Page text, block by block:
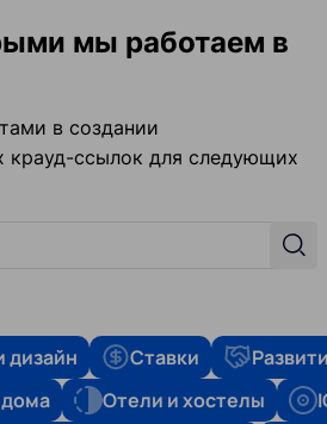
мы работаем в
в создании
крауд-ссылок для следующих
дизайн Ставки
Отели и хостелы